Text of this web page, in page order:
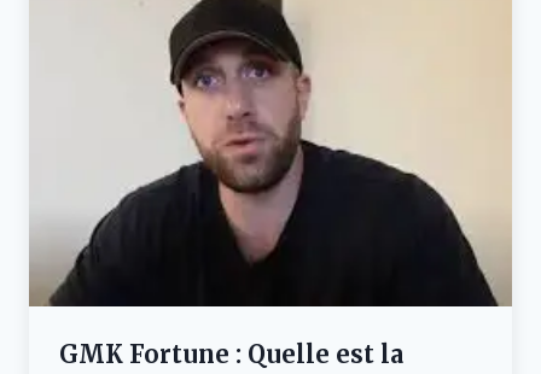
GMK Fortune : Quelle est la